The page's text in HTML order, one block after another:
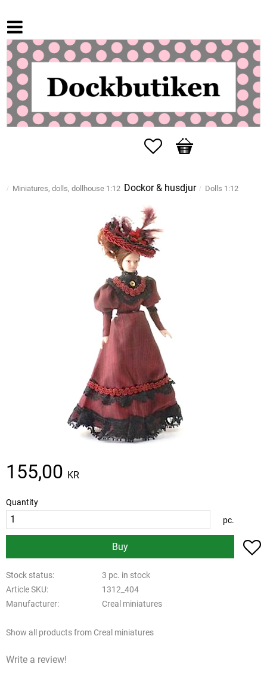
Favorites
Basket
Miniatures, dolls, dollhouse 1:12 Dockor & husdjur Dolls 1:12
155,00 KR
Quantity
pc.
Buy
Stock status
3 pc. in stock
Article SKU
1312_404
Manufacturer
Creal miniatures
Show all products from Creal miniatures
Write a review!